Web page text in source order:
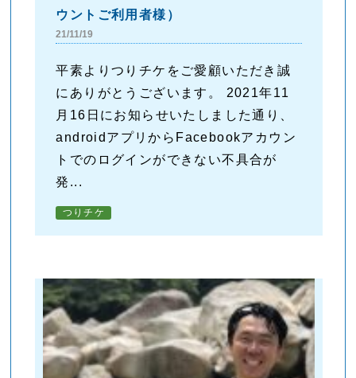
ウントご利用者様）
21/11/19
平素よりつりチケをご愛顧いただき誠
にありがとうございます。 2021年11
月16日にお知らせいたしました通り、
androidアプリからFacebookアカウン
トでのログインができない不具合が
発...
つりチケ